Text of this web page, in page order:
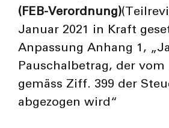
(FEB-Verordnung)
Januar 2021 in Kraft
Anpassung Anhang 1,
Pauschalbetrag, der
gemäss Ziff. 399 der
abgezogen wird“